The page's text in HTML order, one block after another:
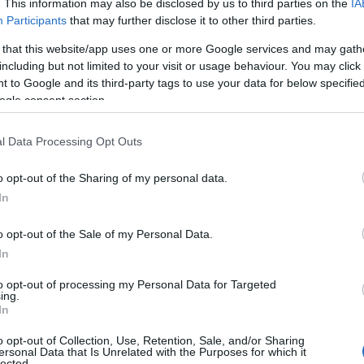
This information may also be disclosed by us to third parties on the
Participants that may further disclose it to other third parties.
that this website/app uses one or more Google services and may
but not limited to your visit or usage behaviour. You may
to Google and its third-party tags to use your data for below
consent section.
Data Processing Opt Outs
opt-out of the Sharing of my personal data.
opt-out of the Sale of my Personal Data.
opt-out of processing my Personal Data for Targeted
opt-out of Collection, Use, Retention, Sale, and/or Sharing
Data that Is Unrelated with the Purposes for which it
à haut rendement (HYIP) attirent souvent
rapides. Pourtant, avez-vous déjà pris le temps de
des études menées par des experts financiers,
des systèmes de Ponzi, promettant des
la perspective de gains financiers soit séduisante, il
d’une vigilance accrue.
été témoin de l’évolution des programmes
financière de 2008. Cette crise a révélé la
produits d’investissement complexes ont entraîné
comme des opportunités, ont fleuri dans ce climat